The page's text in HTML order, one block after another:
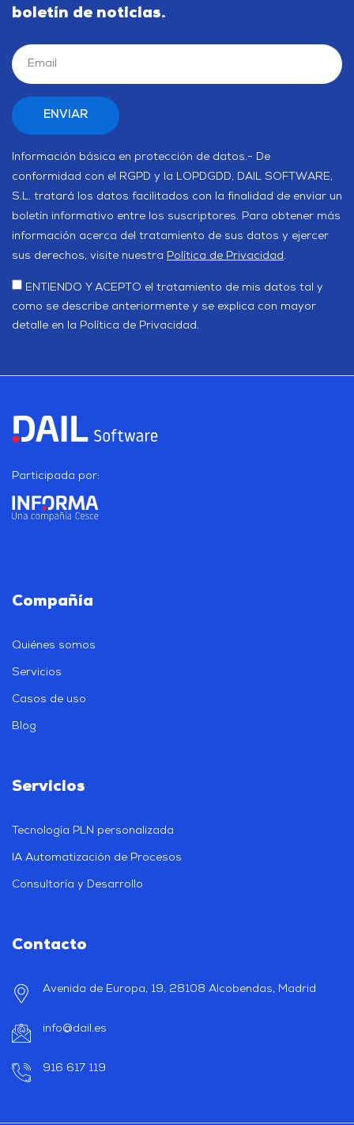
boletín de noticias.
Información básica en protección de datos.- De
conformidad con el RGPD y la LOPDGDD, DAIL SOFTWARE,
S.L. tratará los datos facilitados con la finalidad de enviar un
boletín informativo entre los suscriptores. Para obtener más
información acerca del tratamiento de sus datos y ejercer
sus derechos, visite nuestra Política de Privacidad .
ENTIENDO Y ACEPTO el tratamiento de mis datos tal y
como se describe anteriormente y se explica con mayor
detalle en la Política de Privacidad.
Participada por:
Compañía
Quiénes somos
Servicios
Casos de uso
Blog
Servicios
Tecnología PLN personalizada
IA Automatización de Procesos
Consultoría y Desarrollo
Contacto
Avenida de Europa, 19, 28108 Alcobendas, Madrid
info@dail.es
916 617 119